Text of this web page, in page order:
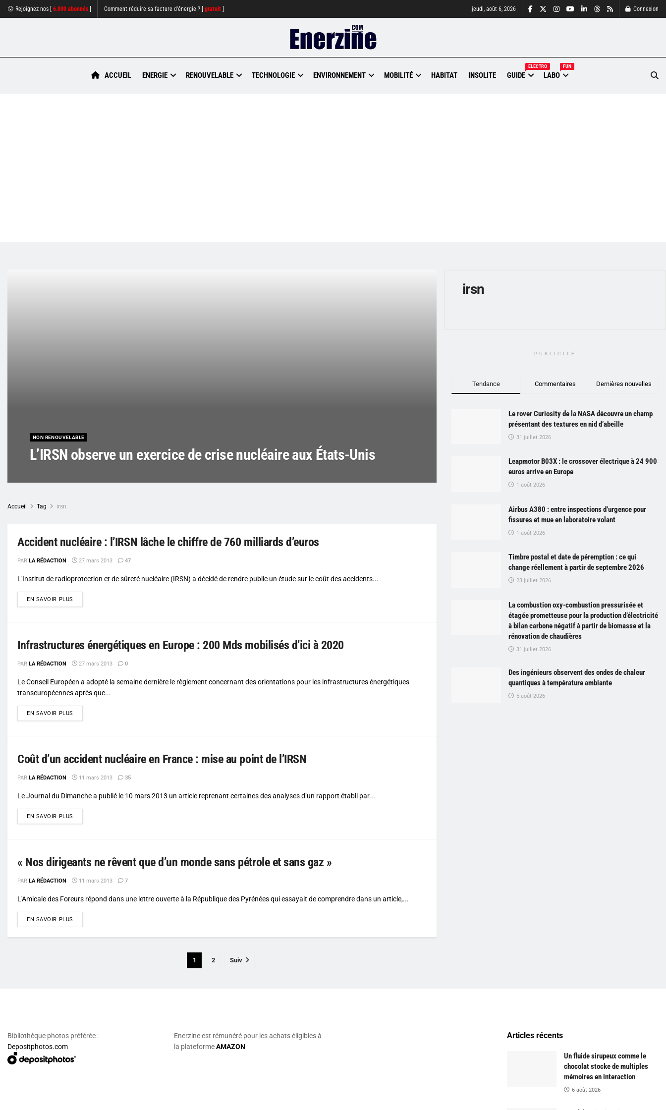
😮 Rejoignez nos [ 6.000 abonnés Comment réduire sa facture d'énergie ? [ gratuit jeudi, août 6, 2026 Connexion
ACCUEIL ENERGIE RENOUVELABLE TECHNOLOGIE ENVIRONNEMENT MOBILITÉ HABITAT INSOLITE GUIDE
ELECTRO
LABO
FUN
NON RENOUVELABLE
L’IRSN observe un exercice de crise nucléaire aux États-Unis
Accueil Tag irsn
Accident nucléaire : l’IRSN lâche le chiffre de 760 milliards d’euros
PAR LA RÉDACTION 27 mars 2013 47
L'Institut de radioprotection et de sûreté nucléaire (IRSN) a décidé de rendre public un étude sur le coût des accidents...
EN SAVOIR PLUS
Infrastructures énergétiques en Europe : 200 Mds mobilisés d’ici à 2020
PAR LA RÉDACTION 27 mars 2013 0
Le Conseil Européen a adopté la semaine dernière le règlement concernant des orientations pour les infrastructures énergétiques
transeuropéennes après que...
EN SAVOIR PLUS
Coût d’un accident nucléaire en France : mise au point de l’IRSN
PAR LA RÉDACTION 11 mars 2013 35
Le Journal du Dimanche a publié le 10 mars 2013 un article reprenant certaines des analyses d’un rapport établi par...
EN SAVOIR PLUS
« Nos dirigeants ne rêvent que d’un monde sans pétrole et sans gaz »
PAR LA RÉDACTION 11 mars 2013 7
L'Amicale des Foreurs répond dans une lettre ouverte à la République des Pyrénées qui essayait de comprendre dans un article,...
EN SAVOIR PLUS
1 2 Suiv
irsn
PUBLICITÉ
Tendance Commentaires Dernières nouvelles
Le rover Curiosity de la NASA découvre un champ
présentant des textures en nid d’abeille
31 juillet 2026
Leapmotor B03X : le crossover électrique à 24 900
euros arrive en Europe
1 août 2026
Airbus A380 : entre inspections d’urgence pour
fissures et mue en laboratoire volant
1 août 2026
Timbre postal et date de péremption : ce qui
change réellement à partir de septembre 2026
23 juillet 2026
La combustion oxy-combustion pressurisée et
étagée prometteuse pour la production d’électricité
à bilan carbone négatif à partir de biomasse et la
rénovation de chaudières
31 juillet 2026
Des ingénieurs observent des ondes de chaleur
quantiques à température ambiante
5 août 2026
Bibliothèque photos préférée :
Depositphotos.com
Enerzine est rémunéré pour les achats éligibles à
la plateformeAMAZON
Articles récents
Un fluide sirupeux comme le
chocolat stocke de multiples
mémoires en interaction
6 août 2026